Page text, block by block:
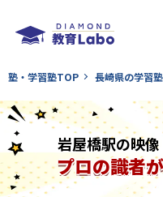
塾・学習塾TOP 長崎県の学習塾
岩屋橋駅の映
プロの識者